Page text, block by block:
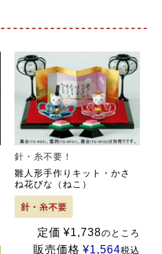
針・糸不要！
雛人形手作りキット・かさ
ね花びな（ねこ）
定価 ¥1,738のところ
販売価格 ¥1,564税込